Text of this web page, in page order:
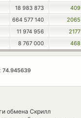
18 983 873
409
664 577 140
2065
11 974 956
2177
8 767 000 468
74.945639
обмена Скрилл